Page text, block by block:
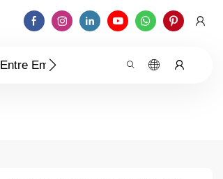
Entre Em Contato Conosco